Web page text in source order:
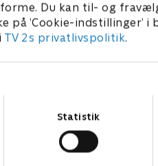
Du kan til- og
’Cookie-indstillinger’ i
TV 2s privatlivspolitik.
Statistik
- The Ninth Jedi